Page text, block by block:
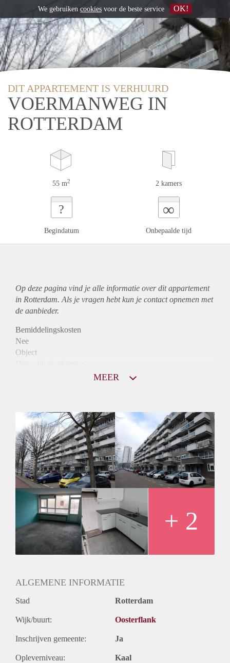
DIT APPARTEMENT IS VERHUURD
VOERMANWEG IN
ROTTERDAM
55 m2 2 kamers
?
Begindatum
∞
Onbepaalde tijd
Op deze pagina vind je alle informatie over ditappartement
in Rotterdam. Als je vragen hebt kun je contact opnemen met
de aanbieder.
Bemiddelingskosten
Nee
Object
Huurtoeslag
Mogelijk
Inkomen eis
N.V.T.
Huurtermijn
Onbepaalde termijn
Oplevering
MEER
+ 2
ALGEMENE INFORMATIE
Stad Rotterdam
Wijk/buurt: Oosterflank
Inschrijven gemeente: Ja
Opleverniveau: Kaal
We gebruiken cookies voor de beste service OK!